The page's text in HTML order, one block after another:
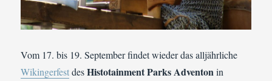
Vom 17. bis 19. September findet wieder das alljährliche
WikingerfestdesHistotainment Parks Adventonin